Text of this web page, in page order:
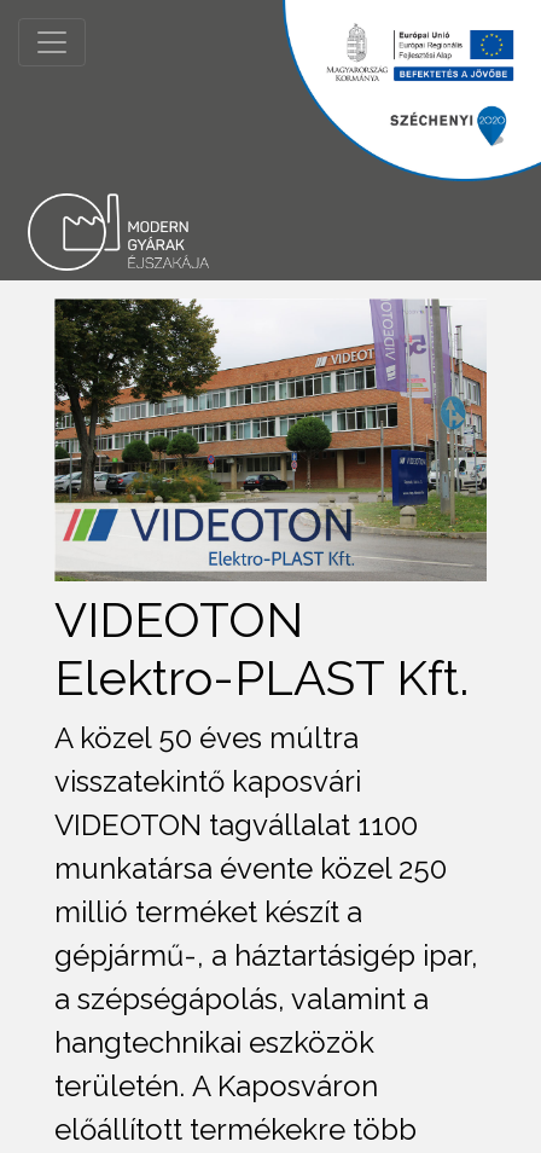
VIDEOTON
Elektro-PLAST Kft.
A közel 50 éves múltra
visszatekintő kaposvári
VIDEOTON tagvállalat 1100
munkatársa évente közel 250
millió terméket készít a
gépjármű-, a háztartásigép ipar,
a szépségápolás, valamint a
hangtechnikai eszközök
területén. A Kaposváron
előállított termékekre több